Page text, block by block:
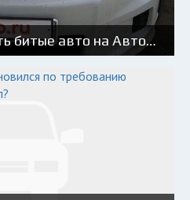
Как продать и купить битые авто на Авто.ру: советы и риски